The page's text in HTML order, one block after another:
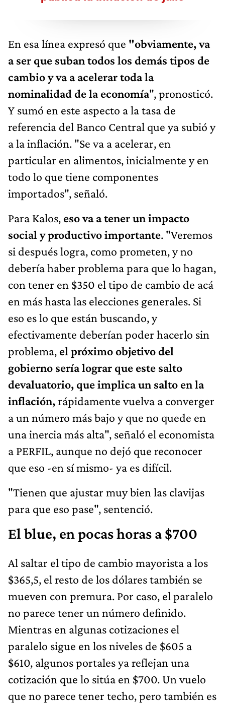
En esa línea expresó que "obviamente, va
a ser que suban todos los demás tipos de
cambio y va a acelerar toda la
nominalidad de la economía", pronosticó.
Y sumó en este aspecto a la tasa de
referencia del Banco Central que ya subió y
a la inflación. "Se va a acelerar, en
particular en alimentos, inicialmente y en
todo lo que tiene componentes
importados", señaló.
Para Kalos, eso va a tener un impacto
social y productivo importante. "Veremos
si después logra, como prometen, y no
debería haber problema para que lo hagan,
con tener en $350 el tipo de cambio de acá
en más hasta las elecciones generales. Si
eso es lo que están buscando, y
efectivamente deberían poder hacerlo sin
problema, el próximo objetivo del
gobierno sería lograr que este salto
devaluatorio, que implica un salto en la
inflación,rápidamente vuelva a converger
a un número más bajo y que no quede en
una inercia más alta", señaló el economista
a PERFIL, aunque no dejó que reconocer
que eso -en sí mismo- ya es difícil.
"Tienen que ajustar muy bien las clavijas
para que eso pase", sentenció.
El blue, en pocas horas a $700
Al saltar el tipo de cambio mayorista a los
$365,5, el resto de los dólares también se
mueven con premura. Por caso, el paralelo
no parece tener un número definido.
Mientras en algunas cotizaciones el
paralelo sigue en los niveles de $605 a
$610, algunos portales ya reflejan una
cotización que lo sitúa en $700. Un vuelo
que no parece tener techo, pero también es